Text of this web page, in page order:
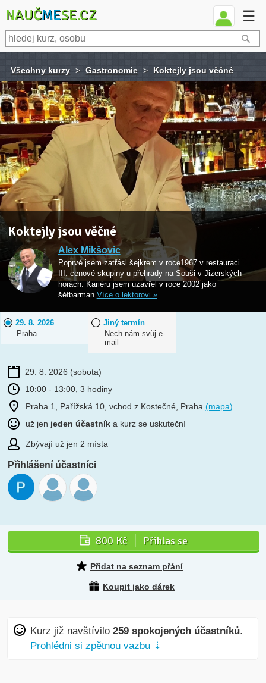
NAUČMESE.CZ ☰
Všechny kurzy > Gastronomie > Koktejly jsou věčné
Koktejly jsou věčné
Alex Mikšovic
Poprvé jsem zatřásl šejkrem v roce1967 v restauraci
III. cenové skupiny u přehrady na Souši v Jizerských
horách. Kariéru jsem uzavřel v roce 2002 jako
šéfbarman Více o lektorovi »
29. 8. 2026
Praha
Jiný termín
Nech nám svůj e-
mail
29. 8. 2026 (sobota)
10:00 - 13:00, 3 hodiny
Praha 1, Pařížská 10, vchod z Kostečné, Praha(mapa)
už jen jeden účastník a kurz se uskuteční
Zbývají už jen 2 místa
Přihlášení účastníci
800 Kč Přihlas se
Přidat na seznam přání
Koupit jako dárek
Kurz již navštívilo259 spokojených účastníků.
Prohlédni si zpětnou vazbu ⇣